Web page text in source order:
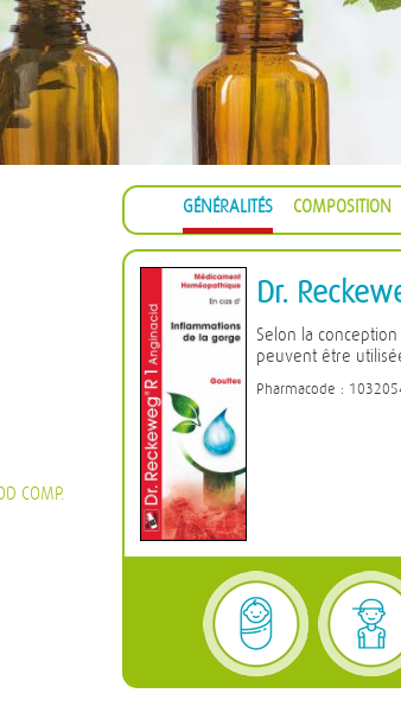
COMP.
GÉNÉRALITÉS COMPOSITION
Dr.
Selon la
peuvent être
Pharmacode :